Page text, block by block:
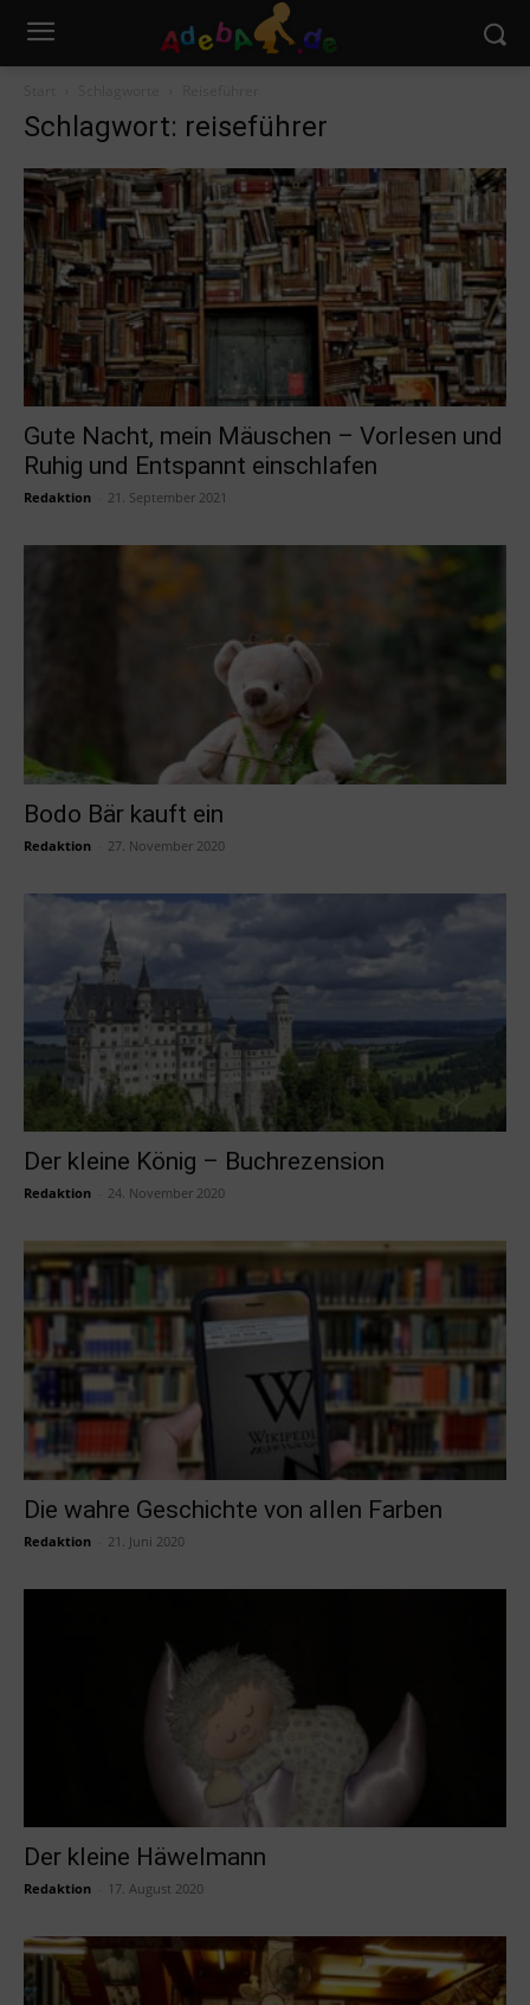
Schlagwort: reiseführer
Gute Nacht, mein Mäuschen – Vorlesen und
Ruhig und Entspannt einschlafen
Redaktion 21. September 2021
Bodo Bär kauft ein
Redaktion 27. November 2020
Der kleine König – Buchrezension
Redaktion 24. November 2020
Die wahre Geschichte von allen Farben
Redaktion 21. Juni 2020
Der kleine Häwelmann
Redaktion 17. August 2020